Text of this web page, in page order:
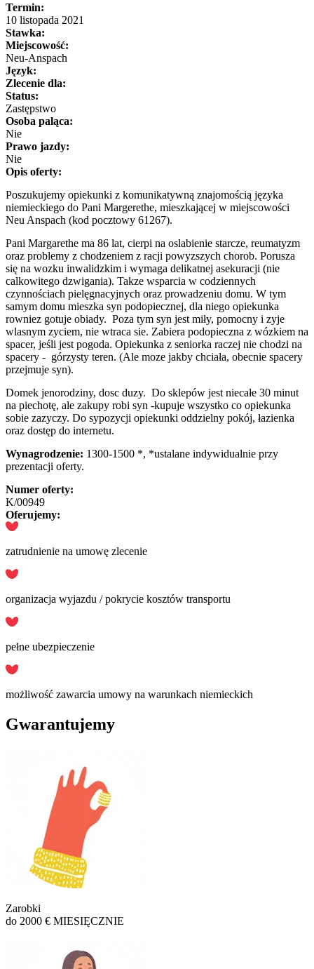
Termin:
10 listopada 2021
Stawka:
Miejscowość:
Neu-Anspach
Język:
Zlecenie dla:
Status:
Zastępstwo
Osoba paląca:
Nie
Prawo jazdy:
Nie
Opis oferty:
Poszukujemy opiekunki z komunikatywną znajomością języka
niemieckiego do Pani Margerethe, mieszkającej w miejscowości
Neu Anspach (kod pocztowy 61267).
Pani Margarethe ma 86 lat, cierpi na oslabienie starcze, reumatyzm
oraz problemy z chodzeniem z racji powyzszych chorob. Porusza
się na wozku inwalidzkim i wymaga delikatnej asekuracji (nie
calkowitego dzwigania). Takze wsparcia w codziennych
czynnościach pielęgnacyjnych oraz prowadzeniu domu. W tym
samym domu mieszka syn podopiecznej, dla niego opiekunka
rowniez gotuje obiady. Poza tym syn jest miły, pomocny i zyje
wlasnym zyciem, nie wtraca sie. Zabiera podopieczna z wózkiem na
spacer, jeśli jest pogoda. Opiekunka z seniorka raczej nie chodzi na
spacery - górzysty teren. (Ale moze jakby chciała, obecnie spacery
przejmuje syn).
Domek jenorodziny, dosc duzy. Do sklepów jest niecałe 30 minut
na piechotę, ale zakupy robi syn -kupuje wszystko co opiekunka
sobie zazyczy. Do sypozycji opiekunki oddzielny pokój, łazienka
oraz dostęp do internetu.
Wynagrodzenie: 1300-1500 *, *ustalane indywidualnie przy
prezentacji oferty.
Numer oferty:
K/00949
Oferujemy:
zatrudnienie na umowę zlecenie
organizacja wyjazdu / pokrycie kosztów transportu
pełne ubezpieczenie
możliwość zawarcia umowy na warunkach niemieckich
Gwarantujemy
Zarobki
do 2000 € MIESIĘCZNIE